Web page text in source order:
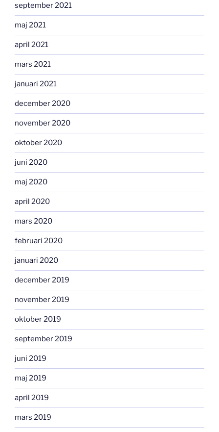
september 2021
maj 2021
april 2021
mars 2021
januari 2021
december 2020
november 2020
oktober 2020
juni 2020
maj 2020
april 2020
mars 2020
februari 2020
januari 2020
december 2019
november 2019
oktober 2019
september 2019
juni 2019
maj 2019
april 2019
mars 2019